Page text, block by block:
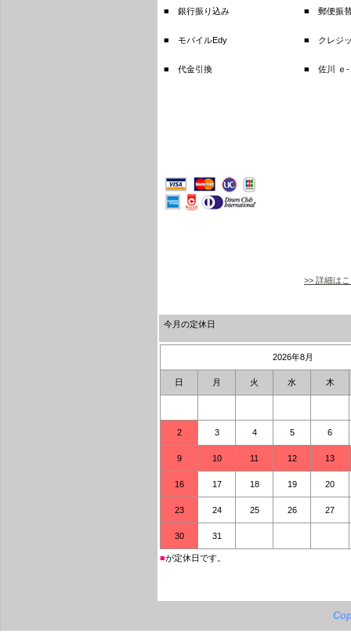
■ 銀行振り込み ■ 郵便振
■ モバイルEdy ■ クレジ
■ 代金引換 ■ 佐川 ｅ-
>> 詳細は
今月の定休日
2026年8月
日 月 火 水 木
2 3 4 5 6
9 10 11 12 13
16 17 18 19 20
23 24 25 26 27
30 31
■が定休日です。